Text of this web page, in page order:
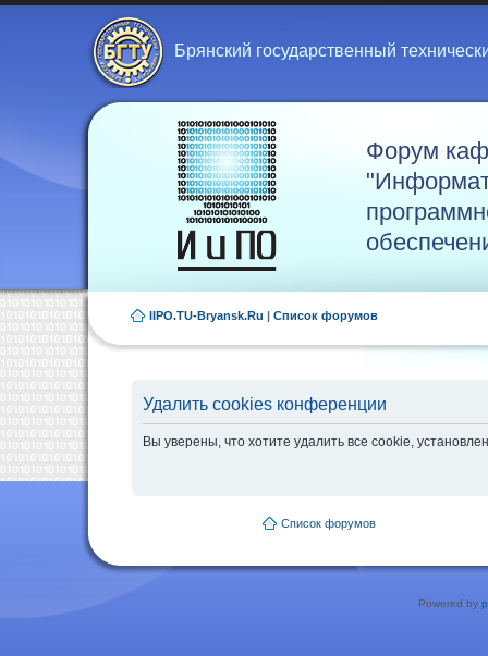
Брянский государственный
Форум
IIPO.TU-Bryansk.Ru | Список форумов
Удалить cookies конференции
Вы уверены, что хотите удалить все cookie,
Список форумов
Powered by